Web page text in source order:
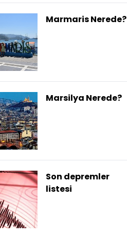
Marmaris Nerede?
Marsilya Nerede?
Son depremler
listesi